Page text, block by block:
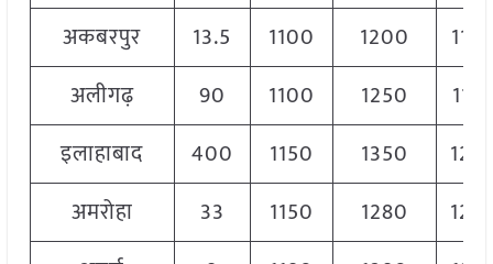
अकबरपुर
13.5 1100 1200
अलीगढ़
90 1100 1250
इलाहाबाद
400 1150 1350
अमरोहा
33 1150 1280